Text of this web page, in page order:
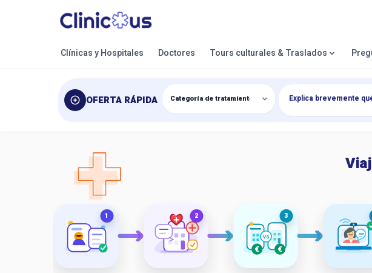
Clínicas y Hospitales Doctores Tours culturales & Traslados
OFERTA RÁPIDA
1 2
VS
€
€
3